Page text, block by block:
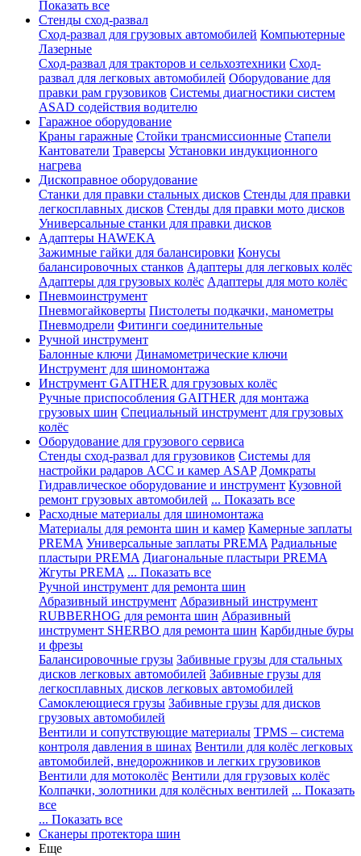
Показать все
Стенды сход-развал
Сход-развал для грузовых автомобилей Компьютерные
Лазерные
Сход-развал для тракторов и сельхозтехники Сход-
развал для легковых автомобилей Оборудование для
правки рам грузовиков Системы диагностики систем
ASAD содействия водителю
Гаражное оборудование
Краны гаражные Стойки трансмиссионные Стапели
Кантователи Траверсы Установки индукционного
нагрева
Дископравное оборудование
Станки для правки стальных дисков Стенды для правки
легкосплавных дисков Стенды для правки мото дисков
Универсальные станки для правки дисков
Адаптеры HAWEKA
Зажимные гайки для балансировки Конусы
балансировочных станков Адаптеры для легковых колёс
Адаптеры для грузовых колёс Адаптеры для мото колёс
Пневмоинструмент
Пневмогайковерты Пистолеты подкачки, манометры
Пневмодрели Фитинги соединительные
Ручной инструмент
Балонные ключи Динамометрические ключи
Инструмент для шиномонтажа
Инструмент GAITHER для грузовых колёс
Ручные приспособления GAITHER для монтажа
грузовых шин Специальный инструмент для грузовых
колёс
Оборудование для грузового сервиса
Стенды сход-развал для грузовиков Системы для
настройки радаров ACC и камер ASAP Домкраты
Гидравлическое оборудование и инструмент Кузовной
ремонт грузовых автомобилей ... Показать все
Расходные материалы для шиномонтажа
Материалы для ремонта шин и камер Камерные заплаты
PREMA Универсальные заплаты PREMA Радиальные
пластыри PREMA Диагональные пластыри PREMA
Жгуты PREMA ... Показать все
Ручной инструмент для ремонта шин
Абразивный инструмент Абразивный инструмент
RUBBERHOG для ремонта шин Абразивный
инструмент SHERBO для ремонта шин Карбидные буры
и фрезы
Балансировочные грузы Забивные грузы для стальных
дисков легковых автомобилей Забивные грузы для
легкосплавных дисков легковых автомобилей
Самоклеющиеся грузы Забивные грузы для дисков
грузовых автомобилей
Вентили и сопутствующие материалы TPMS – система
контроля давления в шинах Вентили для колёс легковых
автомобилей, внедорожников и легких грузовиков
Вентили для мотоколёс Вентили для грузовых колёс
Колпачки, золотники для колёсных вентилей ... Показать
все
... Показать все
Сканеры протектора шин
Еще